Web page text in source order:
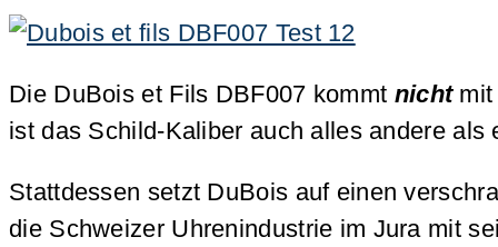
Die DuBois et Fils DBF007 kommt nicht
ist das Schild-Kaliber auch alles andere
Stattdessen setzt DuBois auf einen
die Schweizer Uhrenindustrie im Jura mit